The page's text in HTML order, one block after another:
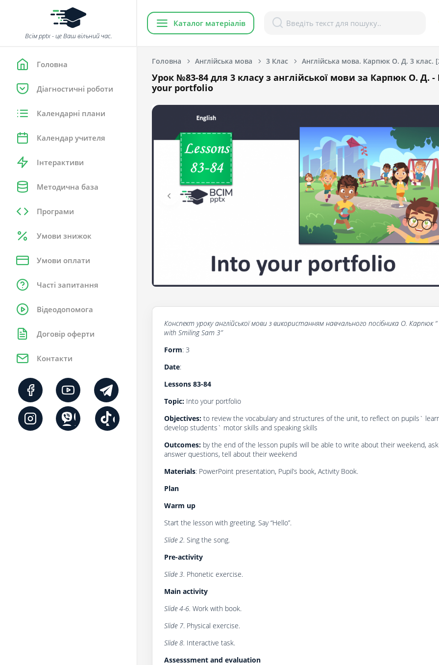
Всім pptx - це Ваш вільний час.
Головна
Діагностичні роботи
Календарні плани
Календар учителя
Інтерактиви
Методична база
Програми
Умови знижок
Умови оплати
Часті запитання
Відеодопомога
Договір оферти
Контакти
Каталог матеріалів
Головна Англійська мова 3 Клас Англійська мова. Карпюк О. Д. 3 клас.
Урок №83-84 для 3 класу з англійської мови за Карпюк О. Д. -
your portfolio
Конспект урокуанглійської мови з використанням навчального посібника О. Карпюк “
with Smiling Sam 3”
Form: 3
Dаte:
Lessons 83-84
Topic: Into your portfolio
Objectives: to review the vocabulary and structures of the unit, to reflect on pupils`
develop students` motor skills and speaking skills
Outcomes: by the end of the lesson pupils will be able to write about their weekend,
answer questions, tell about their weekend
Materials: PowerPoint presentation, Pupil’s book, Activity Book.
Plan
Wаrm up
Start the lesson with greeting. Say “Hello”.
Slide 2. Sing the song.
Pre-аctivity
Slide 3. Phonetic exercise.
Mаin аctivity
Slide 4-6. Work with book.
Slide 7. Physical exercise.
Slide 8. Interactive task.
Аssesssment аnd evаluаtion